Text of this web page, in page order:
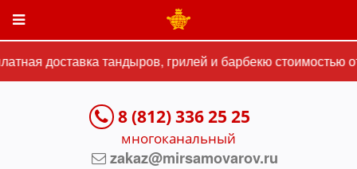
доставка тандыров, грилей и барбекю стоимостью
8 (812) 336 25 25
многоканальный
zakaz@mirsamovarov.ru